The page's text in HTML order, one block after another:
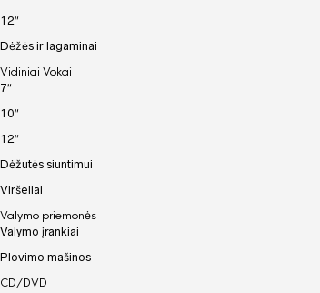
12″
Dėžės ir lagaminai
Vidiniai Vokai
7″
10″
12″
Dėžutės siuntimui
Viršeliai
Valymo priemonės
Valymo įrankiai
Plovimo mašinos
CD/DVD